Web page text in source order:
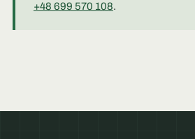
+48 699 570 108.